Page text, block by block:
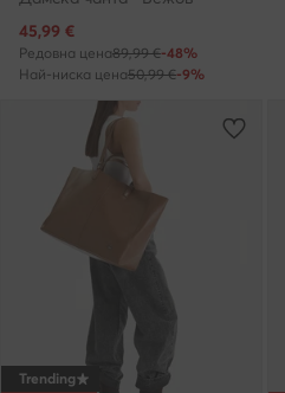
Актуална цена
45,99 €
Редовна цена89,99 €-48%
Най-ниска цена50,99 €-9%
Trending